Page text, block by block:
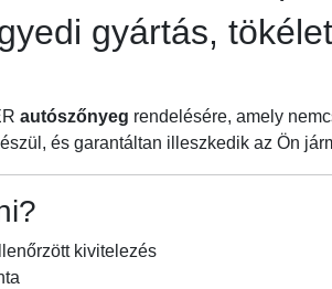
gyártás,
autószőnyeg rendelésére, amely
és garantáltan illeszkedik az Ön
kivitelezés